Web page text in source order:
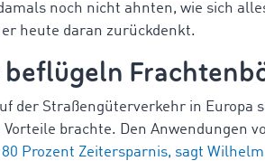
noch nicht ahnten, wie sich
heute daran zurückdenkt.
der Straßengüterverkehr in Europa
brachte. Den Anwendungen
80 Prozent Zeitersparnis, sagt